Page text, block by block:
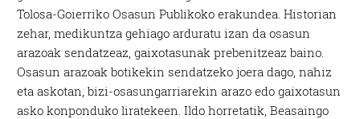
Tolosa-Goierriko Osasun Publikoko erakundea. Historian
zehar, medikuntza gehiago arduratu izan da osasun
arazoak sendatzeaz, gaixotasunak prebenitzeaz baino.
Osasun arazoak botikekin sendatzeko joera dago, nahiz
eta askotan, bizi-osasungarriarekin arazo edo gaixotasun
asko konponduko liratekeen. Ildo horretatik, Beasaingo